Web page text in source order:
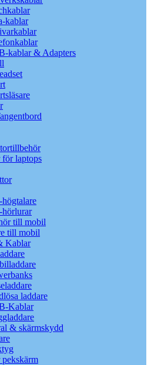
kablar
kablar & Adapters
laptops
till mobil
till mobil
Kablar
laddare
Kablar
& skärmskydd